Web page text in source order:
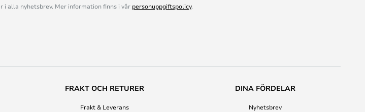
i alla nyhetsbrev. Mer information finns i vår personuppgiftspolicy.
FRAKT OCH RETURER
Frakt & Leverans
DINA FÖRDELAR
Nyhetsbrev